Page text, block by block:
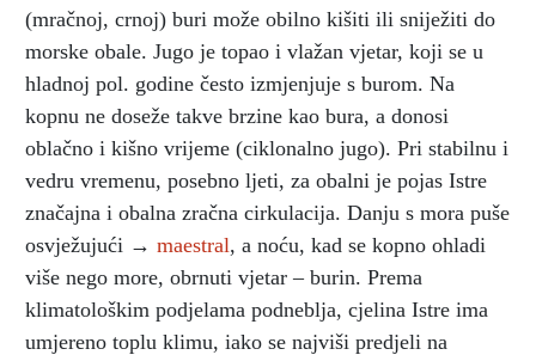
(mračnoj, crnoj) buri može obilno kišiti ili sniježiti do
morske obale. Jugo je topao i vlažan vjetar, koji se u
hladnoj pol. godine često izmjenjuje s burom. Na
kopnu ne doseže takve brzine kao bura, a donosi
oblačno i kišno vrijeme (ciklonalno jugo). Pri stabilnu i
vedru vremenu, posebno ljeti, za obalni je pojas Istre
značajna i obalna zračna cirkulacija. Danju s mora puše
osvježujući → maestral, a noću, kad se kopno ohladi
više nego more, obrnuti vjetar – burin. Prema
klimatološkim podjelama podneblja, cjelina Istre ima
umjereno toplu klimu, iako se najviši predjeli na